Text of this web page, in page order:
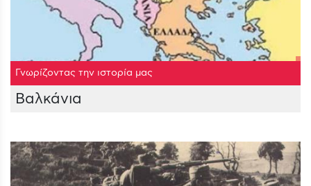
Γνωρίζοντας την ιστορία μας
Βαλκάνια